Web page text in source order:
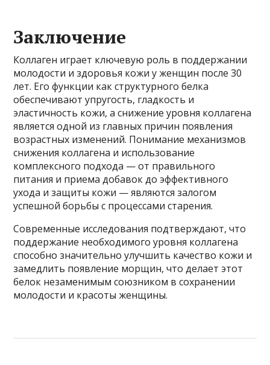
Заключение
Коллаген играет ключевую роль в поддержании
молодости и здоровья кожи у женщин после 30
лет. Его функции как структурного белка
обеспечивают упругость, гладкость и
эластичность кожи, а снижение уровня коллагена
является одной из главных причин появления
возрастных изменений. Понимание механизмов
снижения коллагена и использование
комплексного подхода — от правильного
питания и приема добавок до эффективного
ухода и защиты кожи — являются залогом
успешной борьбы с процессами старения.
Современные исследования подтверждают, что
поддержание необходимого уровня коллагена
способно значительно улучшить качество кожи и
замедлить появление морщин, что делает этот
белок незаменимым союзником в сохранении
молодости и красоты женщины.